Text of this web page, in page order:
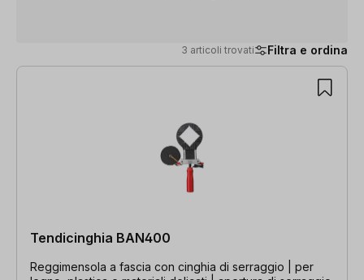
3 articoli trovati Filtra e ordina
3 articoli trovati
Tendicinghia BAN400
Reggimensola a fascia con cinghia di serraggio | per